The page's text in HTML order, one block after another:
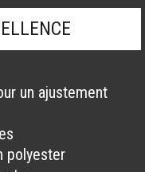
un ajustement
polyester